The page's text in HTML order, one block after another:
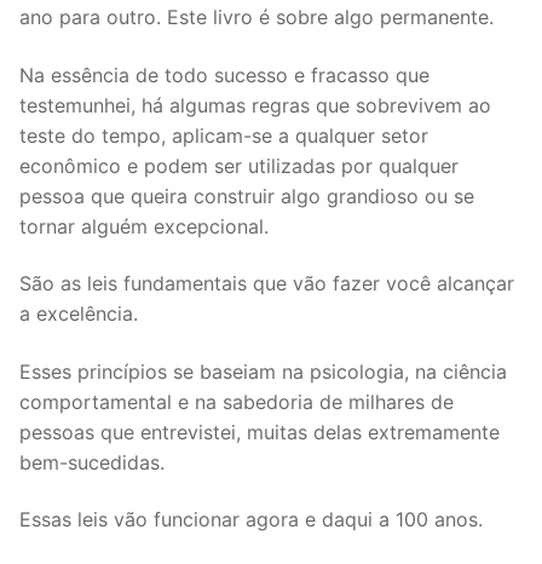
ano para outro. Este livro é sobre algo permanen­te.
Na essência de todo sucesso e fracasso que
testemunhei, há algumas regras que sobrevivem ao
teste do tempo, aplicam-se a qualquer setor
econômico e podem ser utilizadas por qualquer
pessoa que queira construir algo grandioso ou se
tornar alguém excepcional.
São as leis fundamentais que vão fazer você alcançar
a excelência.
Esses princípios se baseiam na psicologia, na ciência
comportamental e na sabedoria de milhares de
pessoas que entrevistei, muitas delas extremamente
bem-sucedidas.
Essas leis vão funcionar agora e daqui a 100 anos.